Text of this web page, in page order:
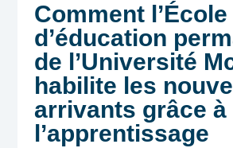
Comment l’École
d’éducation
de l’Université
habilite les
arrivants grâce à
l’apprentissage